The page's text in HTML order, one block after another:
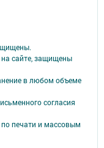
сайте, защищены
в любом объеме
согласия
по печати и массовым